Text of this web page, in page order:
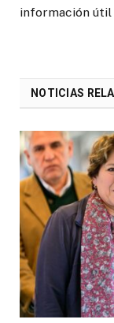
información útil
NOTICIAS